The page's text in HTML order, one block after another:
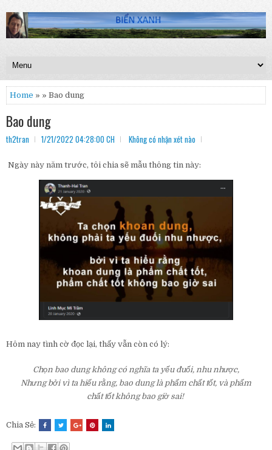
Home » » Bao dung
Bao dung
th2tran 1/21/2022 04:28:00 CH Không có nhận xét nào
Ngày này năm trước, tôi chia sẽ mẫu thông tin này:
Hôm nay tình cờ đọc lại, thấy vẫn còn có lý:
Chọn bao dung không có nghĩa ta yếu đuối, nhu nhược,
Nhưng bởi vì ta hiểu rằng, bao dung là phẩm chất tốt, và phẩm
chất tốt không bao giờ sai!
Chia Sẻ: